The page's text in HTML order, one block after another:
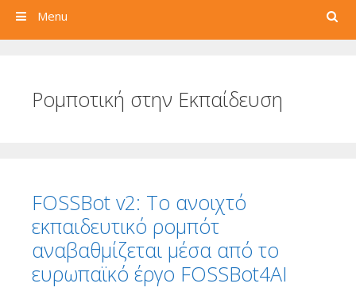
Search
Menu
Ρομποτική στην Εκπαίδευση
FOSSBot v2: Το ανοιχτό
εκπαιδευτικό ρομπότ
αναβαθμίζεται μέσα από το
ευρωπαϊκό έργο FOSSBot4AI